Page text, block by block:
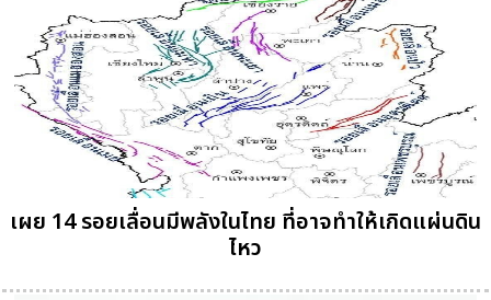
เผย 14 รอยเลื่อนมีพลังในไทย ที่อาจทำให้เกิดแผ่นดิน
ไหว